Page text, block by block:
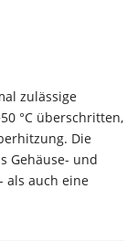
zulässige
°C überschritten,
Die
Gehäuse- und
als auch eine